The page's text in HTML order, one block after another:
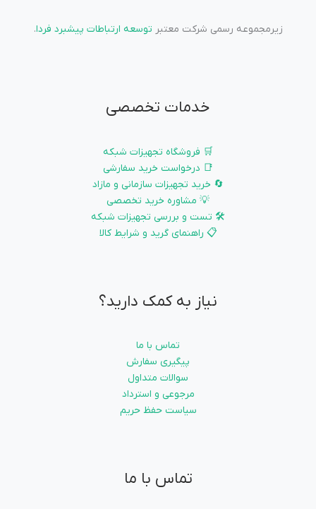
زیرمجموعه رسمی شرکت معتبر توسعه ارتباطات پیشبرد فردا.
خدمات تخصصی
🛒 فروشگاه تجهیزات شبکه
📑 درخواست خرید سفارشی
🔄 خرید تجهیزات سازمانی و مازاد
💡 مشاوره خرید تخصصی
🛠️ تست و بررسی تجهیزات شبکه
📋 راهنمای گرید و شرایط کالا
نیاز به کمک دارید؟
تماس با ما
پیگیری سفارش
سوالات متداول
مرجوعی و استرداد
سیاست حفظ حریم
تماس با ما